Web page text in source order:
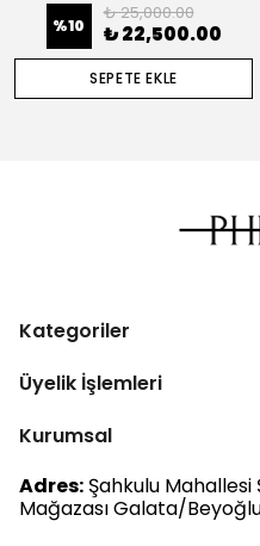
%10
₺ 25,000.00
₺ 22,500.00
SEPETE EKLE
Kategoriler
Üyelik İşlemleri
Kurumsal
Adres: Şahkulu Mahallesi
Mağazası Galata/